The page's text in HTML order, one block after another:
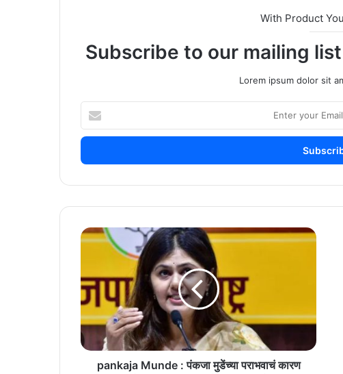
With Product
Subscribe to our mailing
Lorem ipsum dolor sit
your
Email
pankaja
Munde
पंकजा
मुडेंच्या
पराभवाचं
कारण
आलं
समोर
pankaja Munde : पंकजा मुडेंच्या पराभवाचं कारण